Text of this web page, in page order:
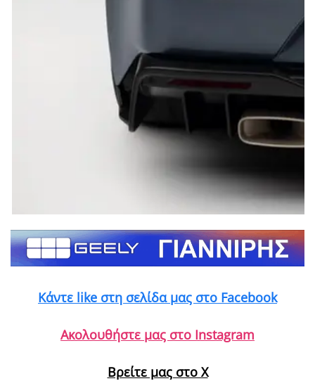
Κάντε like στη σελίδα μας στο Facebook
Ακολουθήστε μας στο Instagram
Βρείτε μας στο X